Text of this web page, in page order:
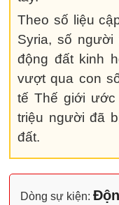
Theo số liệu
Syria, số người
động đất kinh
vượt qua con
tế Thế giới ước
triệu người đã
đất.
Dòng sự kiện: